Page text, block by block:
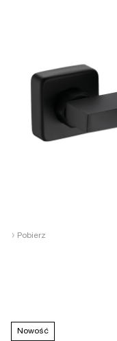
› Pobierz
Nowość